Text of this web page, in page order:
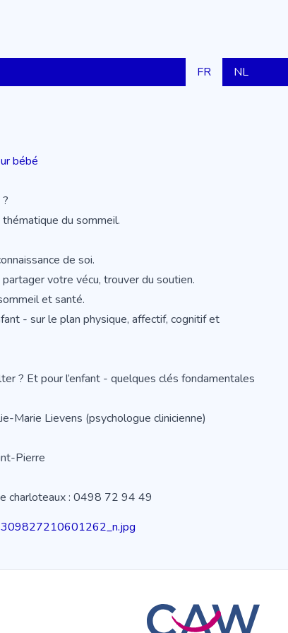
FR NL
bébé
thématique du sommeil.
de soi.
votre vécu, trouver du soutien.
et santé.
- sur le plan physique, affectif, cognitif et
? Et pour l’enfant - quelques clés fondamentales
Marie Lievens (psychologue clinicienne)
Pierre
charloteaux : 0498 72 94 49